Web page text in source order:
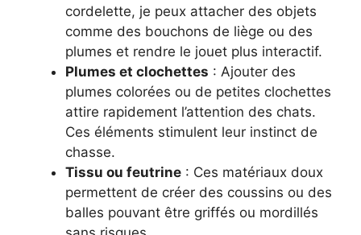
cordelette, je peux attacher des objets
comme des bouchons de liège ou des
plumes et rendre le jouet plus interactif.
Plumes et clochettes : Ajouter des
plumes colorées ou de petites clochettes
attire rapidement l’attention des chats.
Ces éléments stimulent leur instinct de
chasse.
Tissu ou feutrine : Ces matériaux doux
permettent de créer des coussins ou des
balles pouvant être griffés ou mordillés